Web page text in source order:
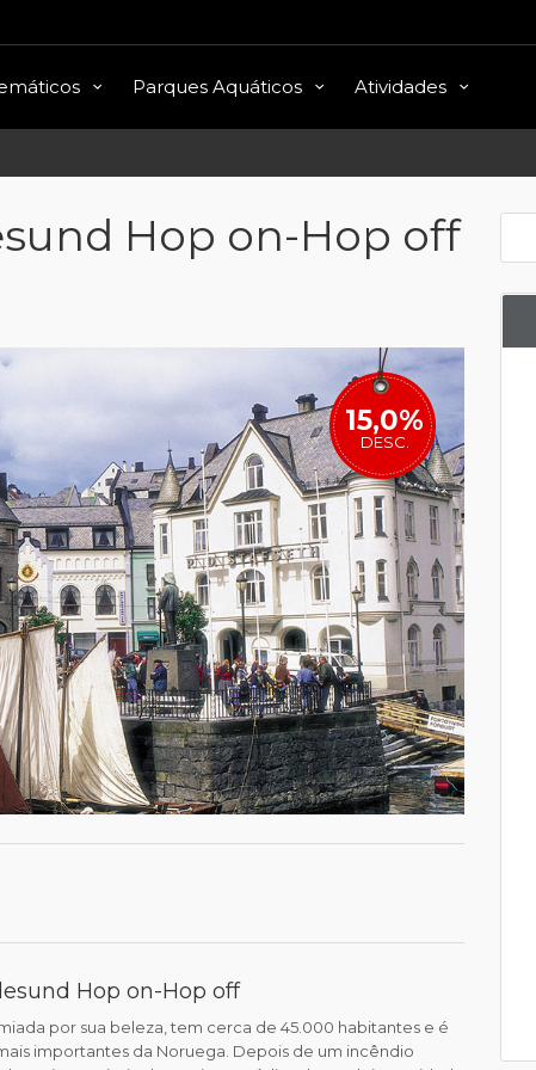
Parques Aquáticos Atividades
Hop on-Hop off
15,0%
DESC.
Hop on-Hop off
por sua beleza, tem cerca de 45.000 habitantes e é
importantes da Noruega. Depois de um incêndio